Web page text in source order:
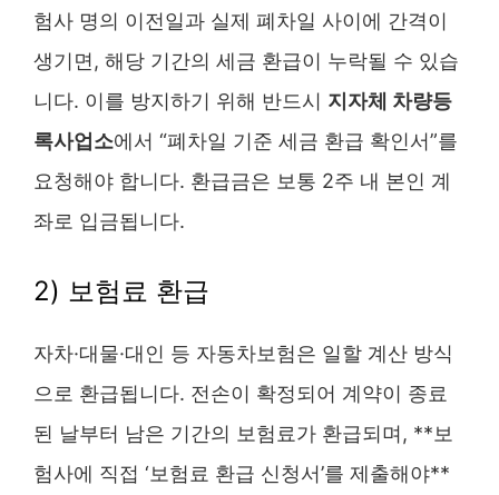
험사 명의 이전일과 실제 폐차일 사이에 간격이
생기면, 해당 기간의 세금 환급이 누락될 수 있습
니다. 이를 방지하기 위해 반드시 지자체 차량등
록사업소에서 “폐차일 기준 세금 환급 확인서”를
요청해야 합니다. 환급금은 보통 2주 내 본인 계
좌로 입금됩니다.
2) 보험료 환급
자차·대물·대인 등 자동차보험은 일할 계산 방식
으로 환급됩니다. 전손이 확정되어 계약이 종료
된 날부터 남은 기간의 보험료가 환급되며, **보
험사에 직접 ‘보험료 환급 신청서’를 제출해야**